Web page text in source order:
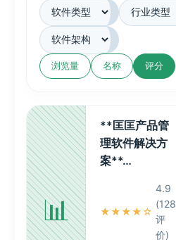
浏览量 名称 评分
📊
**匡匡产品管
理软件解决方
案**…
★★★★☆
4.9
(128
评
价)